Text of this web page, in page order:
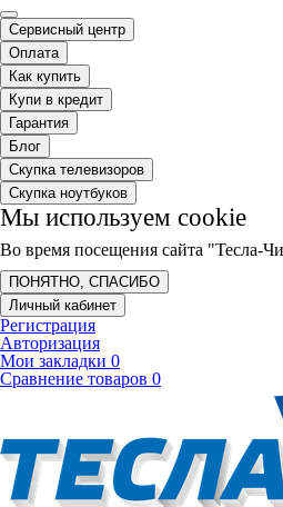
Сервисный центр
Оплата
Как купить
Купи в кредит
Гарантия
Блог
Скупка телевизоров
Скупка ноутбуков
Мы используем cookie
Во время посещения сайта "Тесла-
ПОНЯТНО, СПАСИБО
Личный кабинет
Регистрация
Авторизация
Мои закладки 0
Сравнение товаров 0